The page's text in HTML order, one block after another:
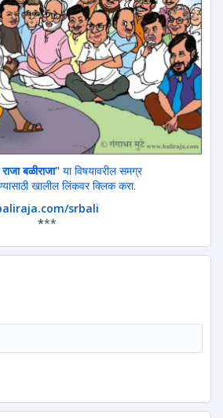
बळीराजा"या विषयावरील समग्र
खालील लिंकवर क्लिक करा.
srbali
***